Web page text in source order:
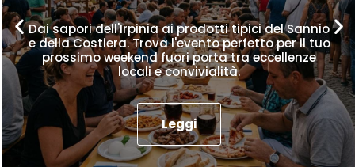
Dai sapori dell'Irpinia ai prodotti tipici del Sannio
e della Costiera. Trova l'evento perfetto per il tuo
prossimo weekend fuori porta tra eccellenze
locali e convivialità.
Leggi